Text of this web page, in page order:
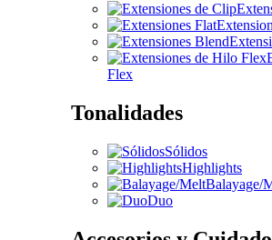
Flex
Tonalidades
Sólidos
Highlights
Balayage/
Duo